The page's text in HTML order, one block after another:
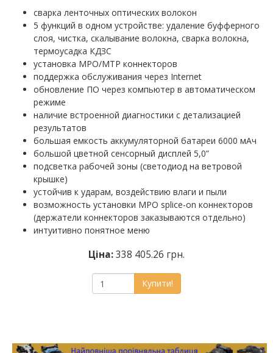
сварка ленточных оптических волокон
5 функций в одном устройстве: удаление буфферного
слоя, чистка, скалывание волокна, сварка волокна,
термоусадка КДЗС
установка MPO/MTP коннекторов
поддержка обслуживания через Internet
обновление ПО через компьютер в автоматическом
режиме
наличие встроенной диагностики с детализацией
результатов
большая емкость аккумуляторной батареи 6000 мАч
большой цветной сенсорный дисплей 5,0”
подсветка рабочей зоны (светодиод на ветровой
крышке)
устойчив к ударам, воздействию влаги и пыли
возможность установки MPO splice-on коннекторов
(держатели коннекторов заказываются отдельно)
интуитивно понятное меню
Ціна:338 405.26 грн.
Купити!